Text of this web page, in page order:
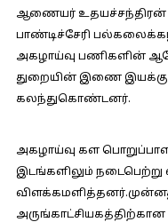
ஆணையர் உதயச்சந்திரன்
பாண்டிச்சேரி
அகழாய்வு பணிகளின்
துறையின் இணை
கலந்துகொண்டனர்.
அகழாய்வு கள
இடங்களிலும் நடைபெற்று